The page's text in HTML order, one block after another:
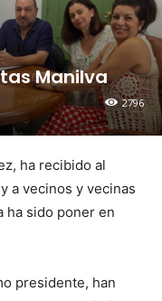
Manilva
2796
ha recibido al
a vecinos y vecinas
ha sido poner en
presidente, han